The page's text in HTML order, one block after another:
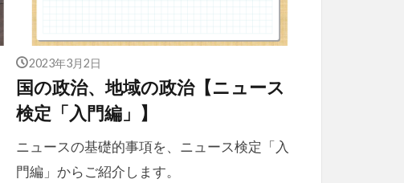
2023年3月2日
国の政治、地域の政治【ニュース
検定「入門編」】
ニュースの基礎的事項を、ニュース検定「入
門編」からご紹介します。